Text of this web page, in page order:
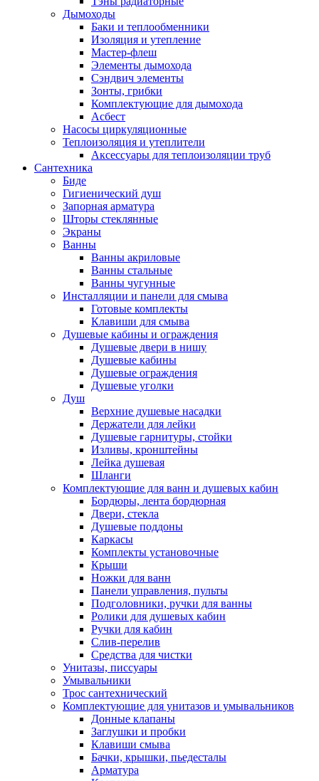
Дымоходы
Баки и теплообменники
Изоляция и утепление
Мастер-флеш
Элементы дымохода
Сэндвич элементы
Зонты, грибки
Комплектующие для дымохода
Асбест
Насосы циркуляционные
Теплоизоляция и утеплители
Аксессуары для теплоизоляции труб
Сантехника
Биде
Гигиенический душ
Запорная арматура
Шторы стеклянные
Экраны
Ванны
Ванны акриловые
Ванны стальные
Ванны чугунные
Инсталляции и панели для смыва
Готовые комплекты
Клавиши для смыва
Душевые кабины и ограждения
Душевые двери в нишу
Душевые кабины
Душевые ограждения
Душевые уголки
Душ
Верхние душевые насадки
Держатели для лейки
Душевые гарнитуры, стойки
Изливы, кронштейны
Лейка душевая
Шланги
Комплектующие для ванн и душевых кабин
Бордюры, лента бордюрная
Двери, стекла
Душевые поддоны
Каркасы
Комплекты установочные
Крыши
Ножки для ванн
Панели управления, пульты
Подголовники, ручки для ванны
Ролики для душевых кабин
Ручки для кабин
Слив-перелив
Средства для чистки
Унитазы, писсуары
Умывальники
Трос сантехнический
Комплектующие для унитазов и умывальников
Донные клапаны
Заглушки и пробки
Клавиши смыва
Бачки, крышки, пьедесталы
Арматура